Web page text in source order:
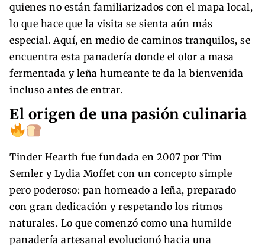
quienes no están familiarizados con el mapa local,
lo que hace que la visita se sienta aún más
especial. Aquí, en medio de caminos tranquilos, se
encuentra esta panadería donde el olor a masa
fermentada y leña humeante te da la bienvenida
incluso antes de entrar.
El origen de una pasión culinaria
Tinder Hearth fue fundada en 2007 por Tim
Semler y Lydia Moffet con un concepto simple
pero poderoso: pan horneado a leña, preparado
con gran dedicación y respetando los ritmos
naturales. Lo que comenzó como una humilde
panadería artesanal evolucionó hacia una